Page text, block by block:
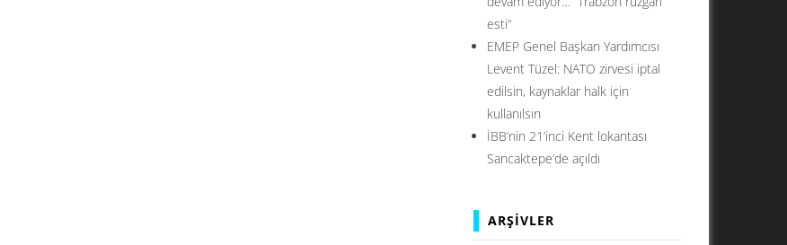
esti”
EMEP Genel Başkan Yardımcısı
Levent Tüzel: NATO zirvesi iptal
edilsin, kaynaklar halk için
kullanılsın
İBB’nin 21’inci Kent lokantası
Sancaktepe’de açıldı
ARŞIVLER